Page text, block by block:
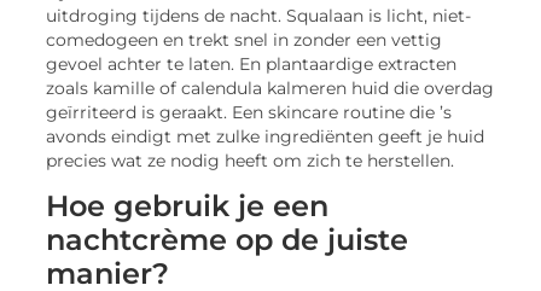
uitdroging tijdens de nacht. Squalaan is licht, niet-
comedogeen en trekt snel in zonder een vettig
gevoel achter te laten. En plantaardige extracten
zoals kamille of calendula kalmeren huid die overdag
geïrriteerd is geraakt. Een skincare routine die ’s
avonds eindigt met zulke ingrediënten geeft je huid
precies wat ze nodig heeft om zich te herstellen.
Hoe gebruik je een
nachtcrème op de juiste
manier?